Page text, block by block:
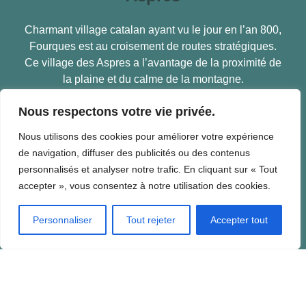
Nous respectons votre vie privée.
Nous utilisons des cookies pour améliorer votre expérience
de navigation, diffuser des publicités ou des contenus
personnalisés et analyser notre trafic. En cliquant sur « Tout
accepter », vous consentez à notre utilisation des cookies.
Personnaliser Tout rejeter Accepter tout
Charmant village catalan ayant vu le jour en l’an 800,
Fourques est au croisement de routes stratégiques.
Ce village des Aspres a l’avantage de la proximité de
la plaine et du calme de la montagne.
leurs vins aujourd’hui exportés dans le monde entier.
Mairie de Fourques